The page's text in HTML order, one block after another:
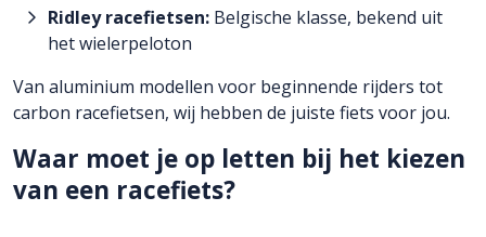
Ridley racefietsen: Belgische klasse, bekend uit
het wielerpeloton
Van aluminium modellen voor beginnende rijders tot
carbon racefietsen, wij hebben de juiste fiets voor jou.
Waar moet je op letten bij het kiezen
van een racefiets?